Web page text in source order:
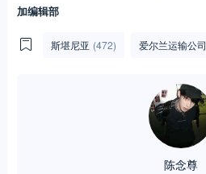
加编辑部
斯堪尼亚 (472) 爱尔兰运输公司
陈念尊